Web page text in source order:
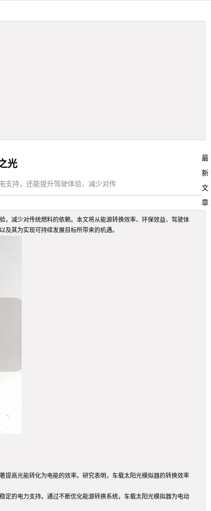
光
支持，还能提升驾驶体验，减少对传
减少对传统燃料的依赖。本文将从能源转换效率、环保效益、驾驶体
其为实现可持续发展目标所带来的机遇。
高光能转化为电能的效率。研究表明，车载太阳光模拟器的转换效率
的电力支持。通过不断优化能源转换系统，车载太阳光模拟器为电动
最
新
文
章